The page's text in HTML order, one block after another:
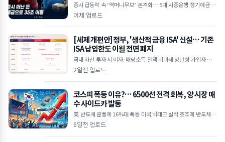
증시 급등락 속 ‘역머니무브’ 본격화… 5대 시중은행 정기예금 35
조 원 급증 한국은행 기준금리 인상 여파, 연 3%대 예금 금리 매력
어제 업로드
[세제 개편안] 정부, '생산적 금융 ISA' 신설… 기존
ISA 납입한도 이월 전면 폐지
국내 자산 투자 시 이자·배당소득 전액 비과세 청년형 가입자 납입
액 10% 추가 소득공제 기존 일반 ISA는 납입한도 이월 폐지 및 최
2일전 업로드
코스피 폭등 이유?… 6500선 전격 회복, 양 시장 매
수 사이드카 발동
美 반도체 훈풍에 16%대 폭등 미국 빅테크 실적 호조에 반도체 투
심 대폭 개선 외국인 5조 원 대 폭풍 매수 삼성전자·SK하이닉스 2
6일전 업로드